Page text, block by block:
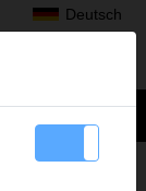
Deutsch